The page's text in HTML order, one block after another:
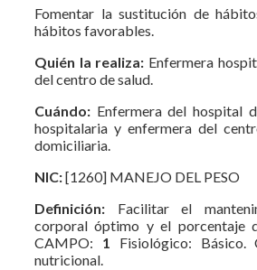
Fomentar la sustitución de
hábitos favorables.
Quién la realiza: Enfermera
del centro de salud.
Cuándo: Enfermera del hospital
hospitalaria y enfermera del
domiciliaria.
NIC:[1260] MANEJO DEL PESO
Definición: Facilitar el
corporal óptimo y el porcentaje
CAMPO: 1 Fisiológico: Básico.
nutricional.